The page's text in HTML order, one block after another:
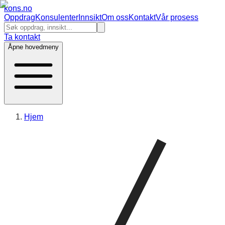
kons.no
OppdragKonsulenter InnsiktOm ossKontaktVår prosess
Ta kontakt
Åpne hovedmeny
Hjem